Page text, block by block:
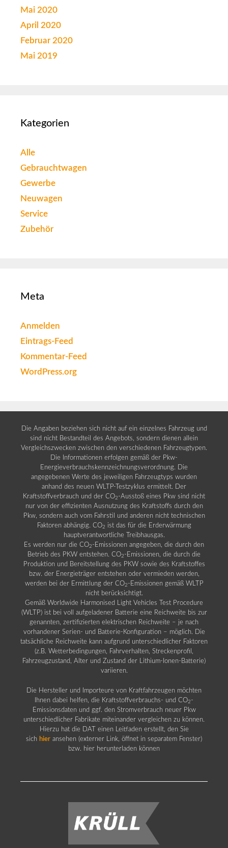
Mai 2020
April 2020
Februar 2020
Mai 2019
Kategorien
Alle
Gebrauchtwagen
Gewerbe
Neuwagen
Service
Zubehör
Meta
Anmelden
Eintrags-Feed
Kommentar-Feed
WordPress.org
Die Angaben beziehen sich nicht auf ein einzelnes Fahrzeug und
sind nicht Bestandteil des Angebots, sondern dienen allein
Vergleichszwecken zwischen den verschiedenen Fahrzeugtypen.
Die Informationen erfolgen gemäß der Pkw-
Energieverbrauchskennzeichnungsverordnung. Die
angegebenen Werte des jeweiligen Fahrzeugtyps wurden
anhand des neuen WLTP-Testzyklus ermittelt. Der
Kraftstoffverbrauch und der CO2 -Ausstoß eines Pkw sind nicht
nur von der effizienten Ausnutzung des Kraftstoffs durch den
Pkw, sondern auch vom Fahrstil und anderen nicht technischen
Faktoren abhängig. CO2 ist das für die Erderwärmung
hauptverantwortliche Treibhausgas.
Es werden nur die CO2 -Emissionen angegeben, die durch den
Betrieb des PKW entstehen. CO2 -Emissionen, die durch die
Produktion und Bereitstellung des PKW sowie des Kraftstoffes
bzw. der Energieträger entstehen oder vermieden werden,
werden bei der Ermittlung der CO2 -Emissionen gemäß WLTP
nicht berücksichtigt.
Gemäß Worldwide Harmonised Light Vehicles Test Procedure
(WLTP) ist bei voll aufgeladener Batterie eine Reichweite bis zur
genannten, zertifizierten elektrischen Reichweite – je nach
vorhandener Serien- und Batterie-Konfiguration – möglich. Die
tatsächliche Reichweite kann aufgrund unterschiedlicher Faktoren
(z.B. Wetterbedingungen, Fahrverhalten, Streckenprofil,
Fahrzeugzustand, Alter und Zustand der Lithium-Ionen-Batterie)
variieren.
Die Hersteller und Importeure von Kraftfahrzeugen möchten
Ihnen dabei helfen, die Kraftstoffverbrauchs- und CO2 -
Emissionsdaten und ggf. den Stromverbrauch neuer Pkw
unterschiedlicher Fabrikate miteinander vergleichen zu können.
Hierzu hat die DAT einen Leitfaden erstellt, den Sie
sich hier ansehen (externer Link, öffnet in separatem Fenster)
bzw. hier herunterladen können